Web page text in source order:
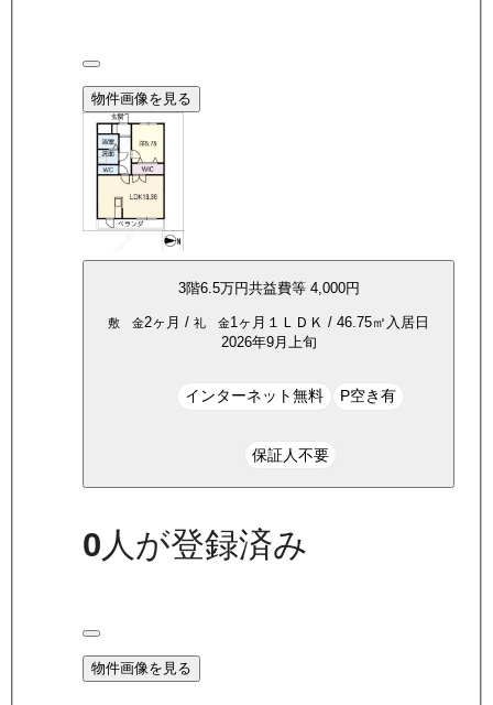
物件画像を見る
3階6.5万円共益費等 4,000円
敷 金2ヶ月 / 礼 金1ヶ月 １ＬＤＫ / 46.75㎡ 入居日
2026年9月上旬
インターネット無料 P空き有
保証人不要
0 人が登録済み
物件画像を見る